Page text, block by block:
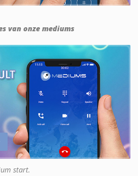
van onze mediums
start.